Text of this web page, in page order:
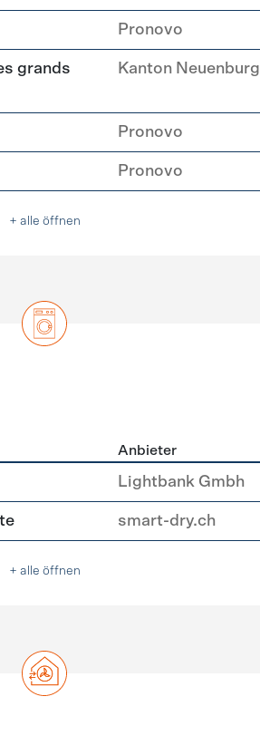
Pronovo
grands
Kanton Neuenburg
Pronovo
Pronovo
+ alle öffnen
Anbieter
Lightbank Gmbh
smart-dry.ch
+ alle öffnen